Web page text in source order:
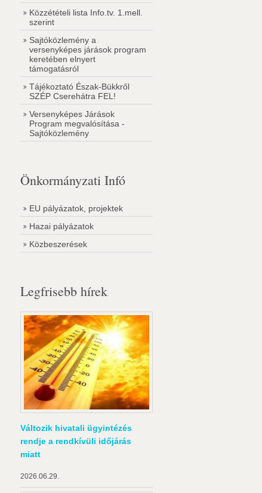
Közzétételi lista Info.tv. 1.mell.
szerint
Sajtóközlemény a
versenyképes járások program
keretében elnyert
támogatásról
Tájékoztató Észak-Bükkről
SZÉP Cserehátra FEL!
Versenyképes Járások
Program megvalósítása -
Sajtóközlemény
Önkormányzati Infó
EU pályázatok, projektek
Hazai pályázatok
Közbeszerések
Legfrisebb hírek
Változik hivatali ügyintézés
rendje a rendkívüli időjárás
miatt
2026.06.29.